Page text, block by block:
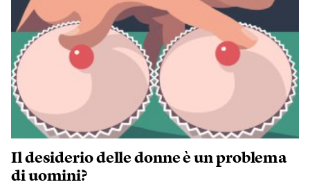
Il desiderio delle donne è un problema
di uomini?